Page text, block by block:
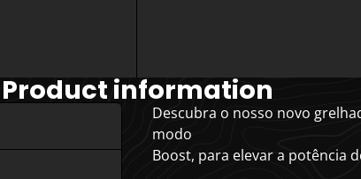
Product information
Descubra o nosso novo
modo
Boost, para elevar a potência